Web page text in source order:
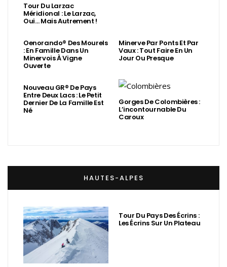
Tour Du Larzac
Méridional : Le Larzac,
Oui… Mais Autrement !
Oenorando® Des Mourels
: En Famille Dans Un
Minervois À Vigne
Ouverte
Minerve Par Ponts Et Par
Vaux : Tout Faire En Un
Jour Ou Presque
Nouveau GR® De Pays
Entre Deux Lacs : Le Petit
Dernier De La Famille Est
Né
Gorges De Colombières :
L’incontournable Du
Caroux
HAUTES-ALPES
Tour Du Pays Des Écrins :
Les Écrins Sur Un Plateau